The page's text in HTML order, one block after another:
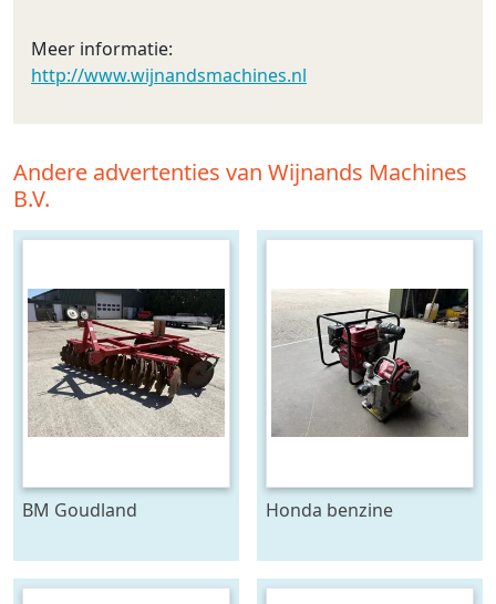
Meer informatie:
http://www.wijnandsmachines.nl
Andere advertenties van Wijnands Machines
B.V.
BM Goudland
Honda benzine